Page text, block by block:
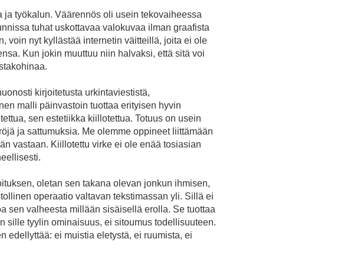
työkalun. Väärennös oli usein tekovaiheessa
tuhat uskottavaa valokuvaa ilman graafista
voin nyt kyllästää internetin väitteillä, joita ei ole
Kun jokin muuttuu niin halvaksi, että sitä voi
kirjoitetusta urkintaviestistä,
malli päinvastoin tuottaa erityisen hyvin
sen estetiikka kiillotettua. Totuus on usein
ja sattumuksia. Me olemme oppineet liittämään
vastaan. Kiillotettu virke ei ole enää tosiasian
oletan sen takana olevan jonkun ihmisen,
operaatio valtavan tekstimassan yli. Sillä ei
sen valheesta millään sisäisellä erolla. Se tuottaa
sille tyylin ominaisuus, ei sitoumus todellisuuteen.
edellyttää: ei muistia eletystä, ei ruumista, ei